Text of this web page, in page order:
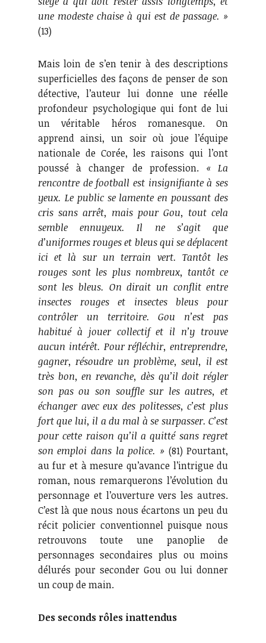
une modeste chaise à qui est de passage. »
(13)
Mais loin de s’en tenir à des descriptions
superficielles des façons de penser de son
détective, l’auteur lui donne une réelle
profondeur psychologique qui font de lui
un véritable héros romanesque. On
apprend ainsi, un soir où joue l’équipe
nationale de Corée, les raisons qui l’ont
poussé à changer de profession. « La
rencontre de football est insignifiante à ses
yeux. Le public se lamente en poussant des
cris sans arrêt, mais pour Gou, tout cela
semble ennuyeux. Il ne s’agit que
d’uniformes rouges et bleus qui se déplacent
ici et là sur un terrain vert. Tantôt les
rouges sont les plus nombreux, tantôt ce
sont les bleus. On dirait un conflit entre
insectes rouges et insectes bleus pour
contrôler un territoire. Gou n’est pas
habitué à jouer collectif et il n’y trouve
aucun intérêt. Pour réfléchir, entreprendre,
gagner, résoudre un problème, seul, il est
très bon, en revanche, dès qu’il doit régler
son pas ou son souffle sur les autres, et
échanger avec eux des politesses, c’est plus
fort que lui, il a du mal à se surpasser. C’est
pour cette raison qu’il a quitté sans regret
son emploi dans la police. »(81) Pourtant,
au fur et à mesure qu’avance l’intrigue du
roman, nous remarquerons l’évolution du
personnage et l’ouverture vers les autres.
C’est là que nous nous écartons un peu du
récit policier conventionnel puisque nous
retrouvons toute une panoplie de
personnages secondaires plus ou moins
délurés pour seconder Gou ou lui donner
un coup de main.
Des seconds rôles inattendus